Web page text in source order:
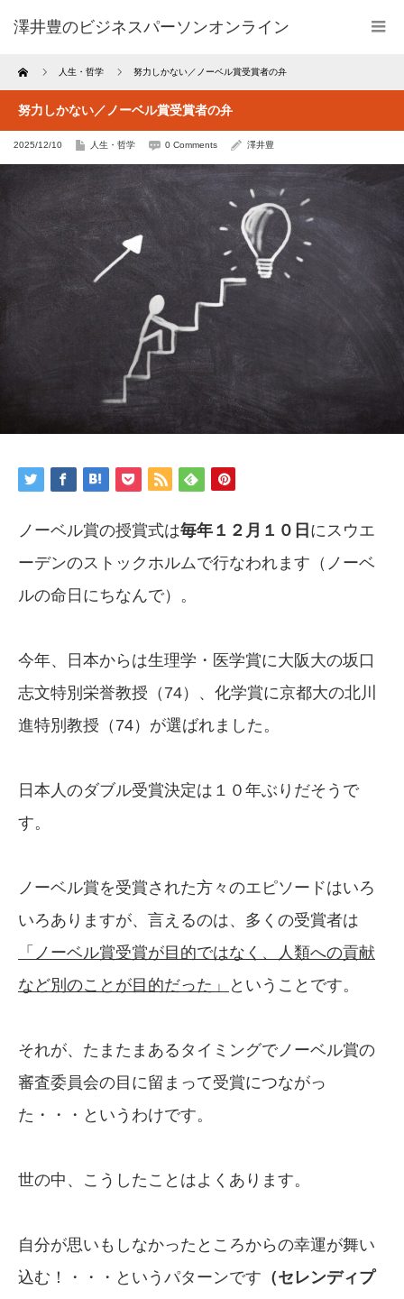
澤井豊のビジネスパーソンオンライン
Home 人生・哲学 努力しかない／ノーベル賞受賞者の弁
努力しかない／ノーベル賞受賞者の弁
2025/12/10 人生・哲学 0 Comments 澤井豊
ノーベル賞の授賞式は毎年１２月１０日 にスウエ
ーデンのストックホルムで行なわれます（ノーベ
ルの命日にちなんで）。
今年、日本からは生理学・医学賞に大阪大の坂口
志文特別栄誉教授（74）、化学賞に京都大の北川
進特別教授（74）が選ばれました。
日本人のダブル受賞決定は１０年ぶりだそうで
す。
ノーベル賞を受賞された方々のエピソードはいろ
いろありますが、言えるのは、多くの受賞者は
「ノーベル賞受賞が目的ではなく、
人類への貢献
など別のことが目的だった」
ということです。
それが、たまたまあるタイミングでノーベル賞の
審査委員会の目に留まって受賞につながっ
た・・・というわけです。
世の中、こうしたことはよくあります。
自分が思いもしなかったところからの幸運が舞い
込む！・・・というパターンです （セレンディプ